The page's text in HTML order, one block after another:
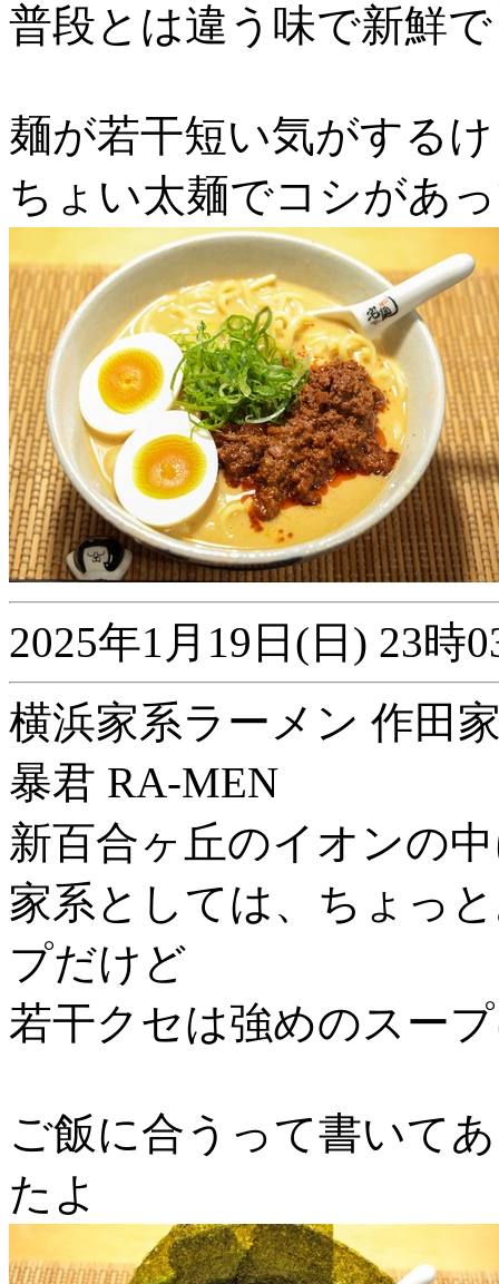
普段とは違う味で新鮮
麺が若干短い気がする
ちょい太麺でコシがあ
2025年1月19日(日) 23時
横浜家系ラーメン 作田
暴君 RA-MEN
新百合ヶ丘のイオンの
家系としては、ちょっ
プだけど
若干クセは強めのスー
ご飯に合うって書いて
たよ